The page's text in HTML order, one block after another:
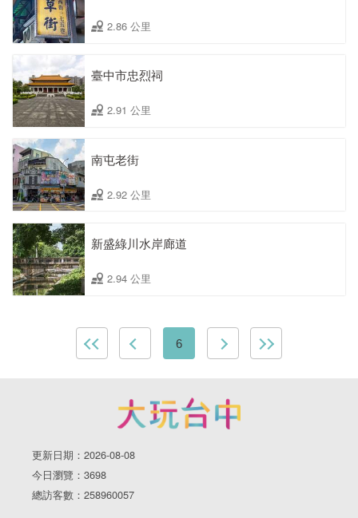
2.86 公里
臺中市忠烈祠
2.91 公里
南屯老街
2.92 公里
新盛綠川水岸廊道
2.94 公里
6
更新日期：2026-08-08
今日瀏覽：3698
總訪客數：258960057